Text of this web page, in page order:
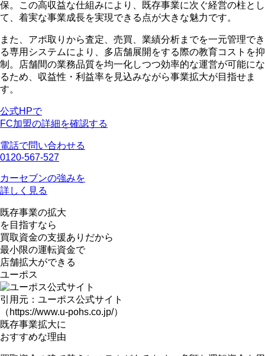
保。この高収益な仕組みにより、
既存事業に次ぐ経営の柱とし
て、着実な事業成長を実現できる点が大きな魅力です。
また、アポ取りから査定、売買、業績分析までを一元管理でき
る専用システムにより、 多店舗展開をする際の教育コストを抑
制 。店舗間の業務品質を均一化しつつ効率的な運営が可能にな
るため、収益性・利益率を見込みながら事業拡大が目指せま
す。
公式HPで
FC加盟の詳細を確認する
電話で問い合わせる
0120-567-527
カーセブンの強みを
詳しく見る
既存事業の拡大
を目指すなら
買取資金の支援ありだから
最小限の運転資金で
店舗拡大ができる
ユーポス
引用元：ユーポス公式サイト
（https://www.u-pohs.co.jp/）
既存事業拡大に
おすすめな理由